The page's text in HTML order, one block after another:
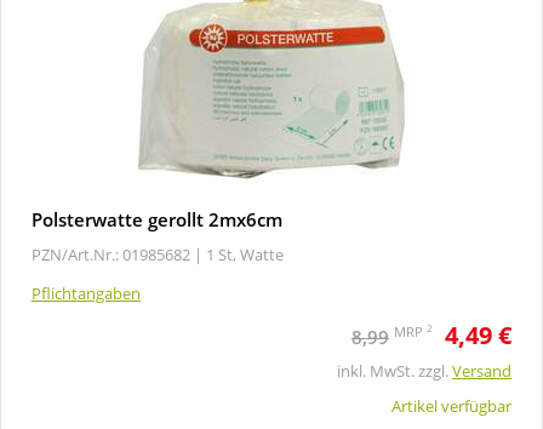
Polsterwatte gerollt 2mx6cm
PZN/Art.Nr.: 01985682 | 1 St, Watte
Pflichtangaben
8,99 MRP 2 4,49 €
inkl. MwSt. zzgl.Versand
Artikel verfügbar